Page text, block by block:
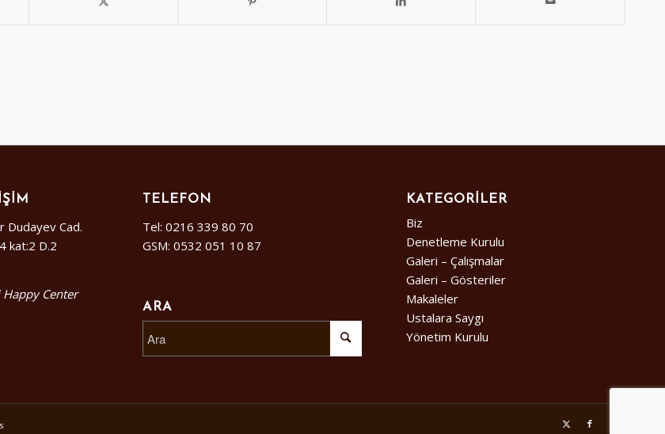
Dudayev Cad.
kat:2 D.2
Center
TELEFON
Tel: 0216 339 80 70
GSM: 0532 051 10 87
ARA
KATEGORILER
Biz
Denetleme Kurulu
Galeri – Çalışmalar
Galeri – Gösteriler
Makaleler
Ustalara Saygı
Yönetim Kurulu